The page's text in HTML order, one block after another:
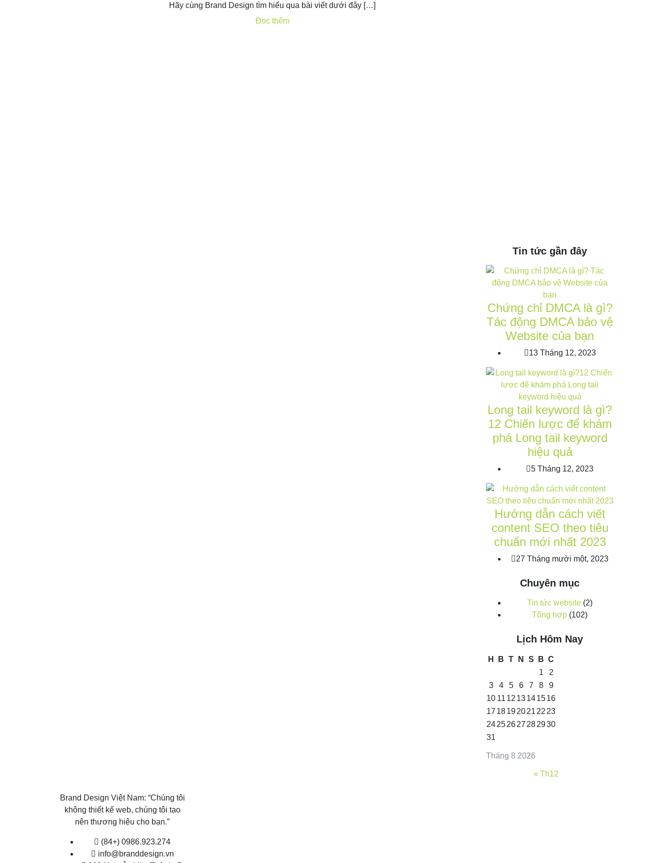
Hãy cùng Brand Design tìm hiểu qua bài viết dưới đây […]
Đọc thêm
Tin tức gần đây
Chứng chỉ DMCA là gì?
Tác động DMCA bảo vệ
Website của bạn
13 Tháng 12, 2023
Long tail keyword là gì?
12 Chiến lược để khám
phá Long tail keyword
hiệu quả
5 Tháng 12, 2023
Hướng dẫn cách viết
content SEO theo tiêu
chuẩn mới nhất 2023
27 Tháng mười một, 2023
Chuyên mục
Tin tức website (2)
Tổng hợp (102)
Lịch Hôm Nay
Tháng 8 2026
H B T N S B C
1
2
3
4 5 6 7 8
9
10 11 12 13141516
17 18192021 22 23
24252627 282930
31
« Th12
Brand Design Việt Nam: “Chúng tôi
không thiết kế web, chúng tôi tạo
nên thương hiệu cho bạn.”
(84+) 0986.923.274
info@branddesign.vn